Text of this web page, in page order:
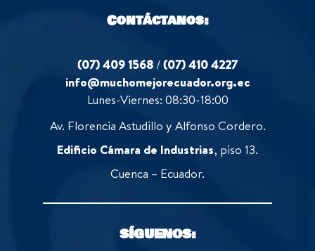
Contáctanos:
(07) 409 1568 /(07) 410 4227
info@muchomejorecuador.org.ec
Lunes-Viernes: 08:30-18:00
Av. Florencia Astudillo y Alfonso Cordero.
Edificio Cámara de Industrias, piso 13.
Cuenca – Ecuador.
SÍGUENOS: